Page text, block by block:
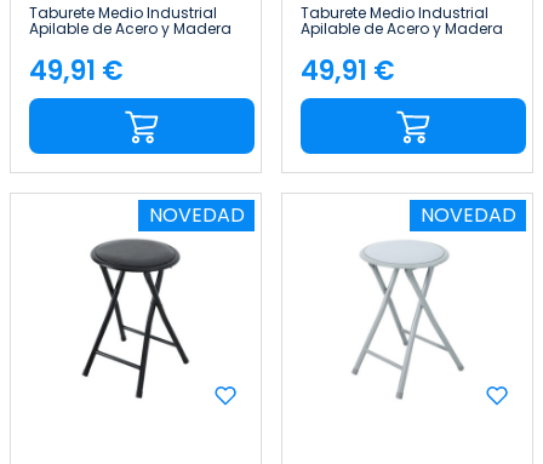
Taburete Medio Industrial
Apilable de Acero y Madera
43x43x76cm Thinia Home
Precio
49,91 €
Taburete Medio Industrial
Apilable de Acero y Madera
43x43x76cm Thinia Home
Precio
49,91 €
NOVEDAD NOVEDAD